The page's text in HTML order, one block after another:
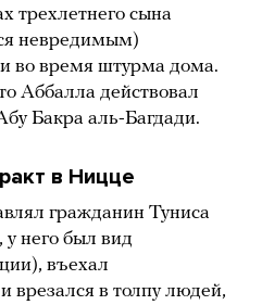
трехлетнего сына
невредимым)
во время штурма дома.
Аббалла действовал
Бакра аль-Багдади.
в Ницце
гражданин Туниса
него был вид
въехал
в толпу людей,